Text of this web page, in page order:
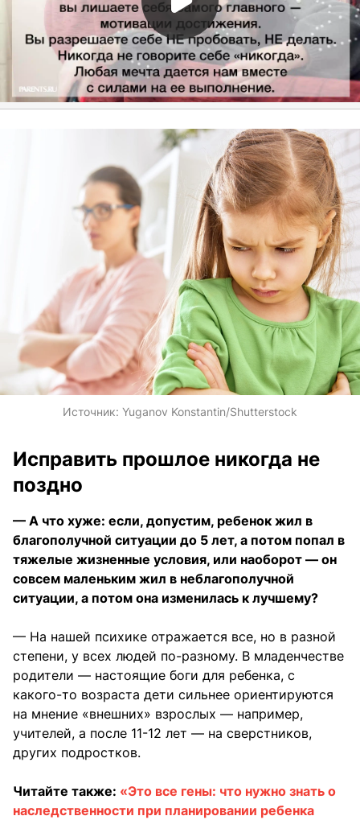
Источник: Yuganov Konstantin/Shutterstock
Исправить прошлое никогда не
поздно
— А что хуже: если, допустим, ребенок жил в
благополучной ситуации до 5 лет, а потом попал в
тяжелые жизненные условия, или наоборот — он
совсем маленьким жил в неблагополучной
ситуации, а потом она изменилась к лучшему?
— На нашей психике отражается все, но в разной
степени, у всех людей по-разному. В младенчестве
родители — настоящие боги для ребенка, с
какого-то возраста дети сильнее ориентируются
на мнение «внешних» взрослых — например,
учителей, а после 11-12 лет — на сверстников,
других подростков.
Читайте также: «Это все гены: что нужно знать о
наследственности при планировании ребенка